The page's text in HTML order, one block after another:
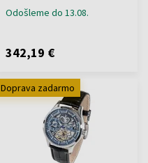
Odošleme do 13.08.
342,19 €
Doprava zadarmo